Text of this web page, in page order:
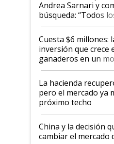
Andrea Sarnari y
búsqueda: “Todos
toca a algún
Cuesta $6 millones:
inversión que crece
ganaderos en un
histórico para la
La hacienda
pero el mercado ya
próximo techo
China y la decisión
cambiar el mercado